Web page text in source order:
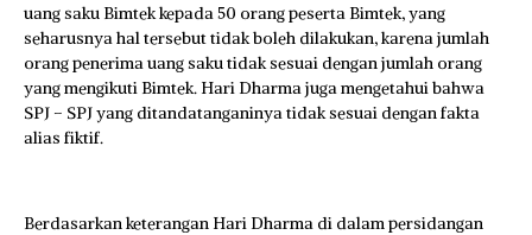
uang saku Bimtek kepada 50 orang peserta Bimtek, yang
seharusnya hal tersebut tidak boleh dilakukan, karena jumlah
orang penerima uang saku tidak sesuai dengan jumlah orang
yang mengikuti Bimtek. Hari Dharma juga mengetahui bahwa
SPJ – SPJ yang ditandatanganinya tidak sesuai dengan fakta
alias fiktif.
Berdasarkan keterangan Hari Dharma di dalam persidangan